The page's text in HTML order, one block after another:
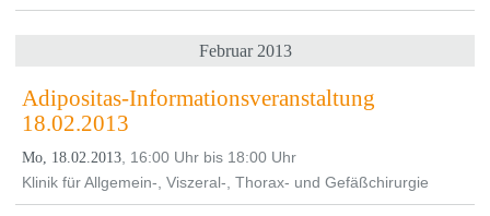
Februar 2013
Adipositas-Informationsveranstaltung
18.02.2013
Mo, 18.02.2013 , 16:00 Uhr bis 18:00 Uhr
Klinik für Allgemein-, Viszeral-, Thorax- und Gefäßchirurgie